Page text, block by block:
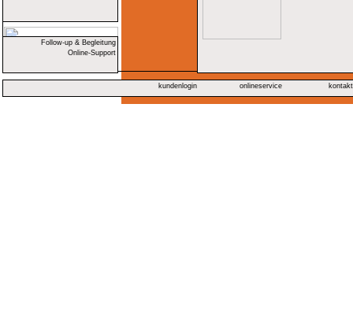
Follow-up & Begleitung
Online-Support
kundenlogin onlineservice